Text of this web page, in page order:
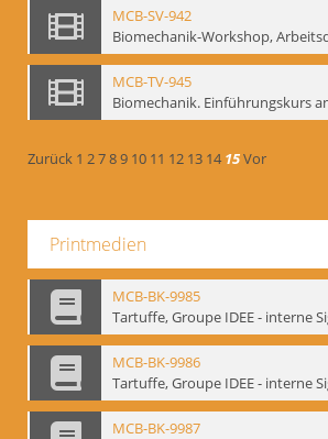
MCB-SV-942
MCB-TV-945
Zurück 1 2789 10 11 12 13 14 15Vor
Printmedien
MCB-BK-9985
MCB-BK-9986
MCB-BK-9987